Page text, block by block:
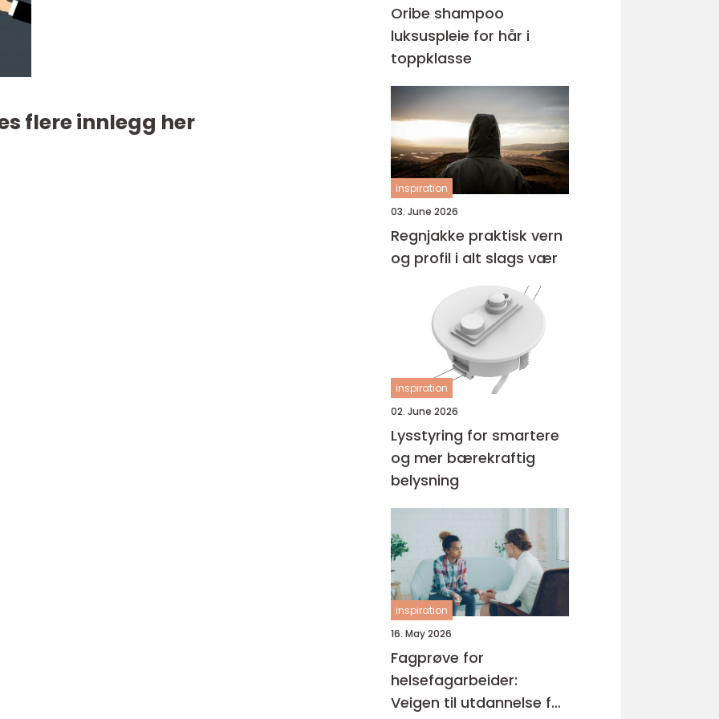
flere innlegg her
Oribe shampoo
luksuspleie for hår i
toppklasse
inspiration
03. June 2026
Regnjakke praktisk vern
og profil i alt slags vær
inspiration
02. June 2026
Lysstyring for smartere
og mer bærekraftig
belysning
inspiration
16. May 2026
Fagprøve for
helsefagarbeider:
Veigen til utdannelse for